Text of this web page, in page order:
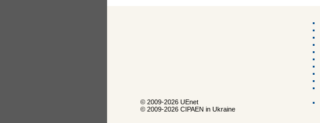
© 2009-2026 UEnet
© 2009-2026 CIPAEN in Ukraine